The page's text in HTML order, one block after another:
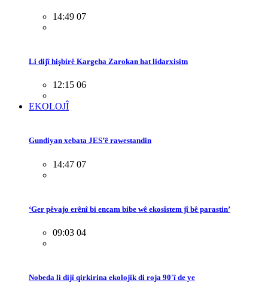
14:49 07
Li dijî hişbirê Kargeha Zarokan hat lidarxisitn
12:15 06
EKOLOJÎ
Gundiyan xebata JES’ê rawestandin
14:47 07
‘Ger pêvajo erênî bi encam bibe wê ekosîstem jî bê parastin’
09:03 04
Nobeda li dijî qirkirina ekolojîk di roja 90'î de ye